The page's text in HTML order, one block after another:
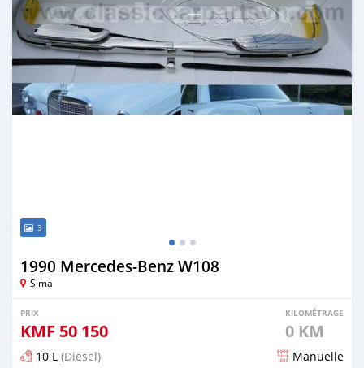
3
1990 Mercedes-Benz W108
Sima
PRIX
KMF 50 150
KILOMÉTRAGE
0 KM
10 L (Diesel) Manuelle